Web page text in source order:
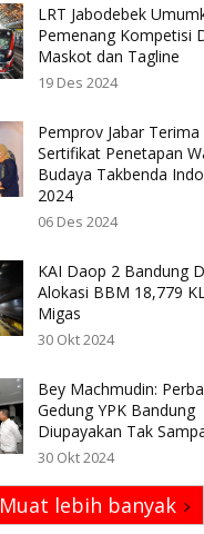
LRT Jabodebek
Pemenang Kompetisi
Maskot dan Tagline
19 Des 2024
Pemprov Jabar Terima
Sertifikat Penetapan
Budaya Takbenda
2024
06 Des 2024
KAI Daop 2 Bandung
Alokasi BBM 18,779
Migas
30 Okt 2024
Bey Machmudin:
Gedung YPK Bandung
Diupayakan Tak
30 Okt 2024
Muat lebih banyak